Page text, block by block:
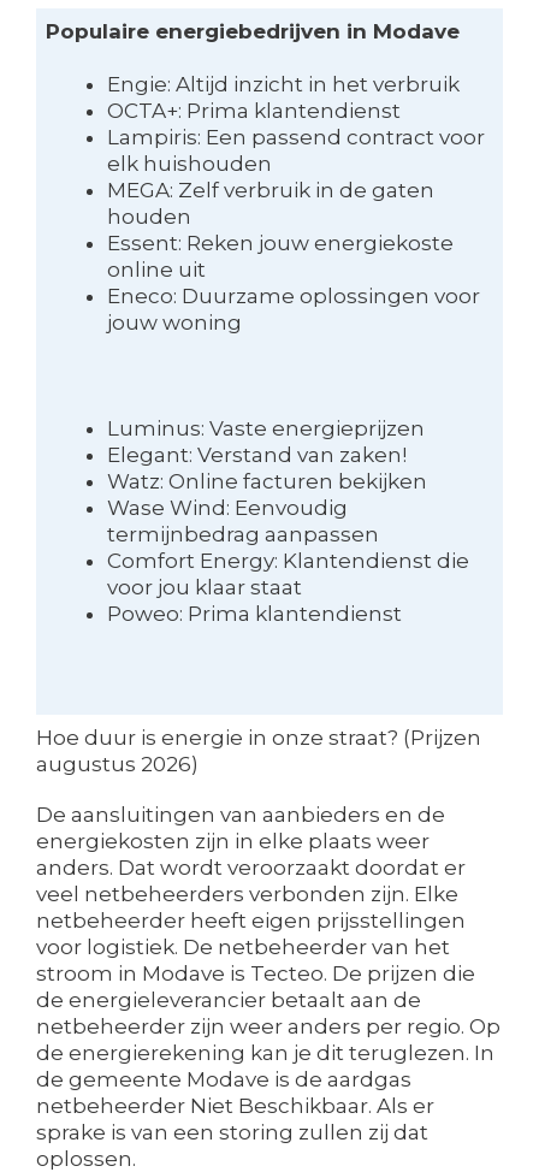
Populaire energiebedrijven in Modave
Engie: Altijd inzicht in het verbruik
OCTA+: Prima klantendienst
Lampiris: Een passend contract voor
elk huishouden
MEGA: Zelf verbruik in de gaten
houden
Essent: Reken jouw energiekoste
online uit
Eneco: Duurzame oplossingen voor
jouw woning
Luminus: Vaste energieprijzen
Elegant: Verstand van zaken!
Watz: Online facturen bekijken
Wase Wind: Eenvoudig
termijnbedrag aanpassen
Comfort Energy: Klantendienst die
voor jou klaar staat
Poweo: Prima klantendienst
Hoe duur is energie in onze straat? (Prijzen
augustus 2026)
De aansluitingen van aanbieders en de
energiekosten zijn in elke plaats weer
anders. Dat wordt veroorzaakt doordat er
veel netbeheerders verbonden zijn. Elke
netbeheerder heeft eigen prijsstellingen
voor logistiek. De netbeheerder van het
stroom in Modave is Tecteo. De prijzen die
de energieleverancier betaalt aan de
netbeheerder zijn weer anders per regio. Op
de energierekening kan je dit teruglezen. In
de gemeente Modave is de aardgas
netbeheerder Niet Beschikbaar. Als er
sprake is van een storing zullen zij dat
oplossen.